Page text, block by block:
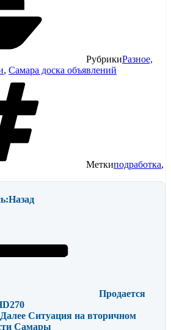
РубрикиРазное,
, Самара доска объявлений
Меткиподработка,
Назад
Продается
Далее Ситуация на вторичном
Самары